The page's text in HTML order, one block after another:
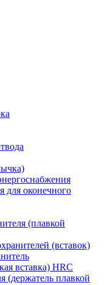
для оконечного
(плавкой
(вставок)
вставка) HRC
(держатель плавкой